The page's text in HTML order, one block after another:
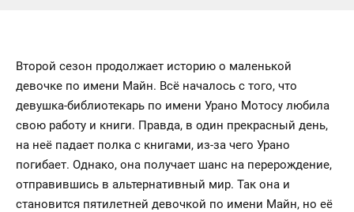
Второй сезон продолжает историю о маленькой
девочке по имени Майн. Всё началось с того, что
девушка-библиотекарь по имени Урано Мотосу любила
свою работу и книги. Правда, в один прекрасный день,
на неё падает полка с книгами, из-за чего Урано
погибает. Однако, она получает шанс на перерождение,
отправившись в альтернативный мир. Так она и
становится пятилетней девочкой по имени Майн, но её